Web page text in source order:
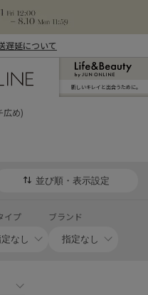
遅延について
新しいキレイと出合うために。
広め)
並び順・表示設定
イプ ブランド